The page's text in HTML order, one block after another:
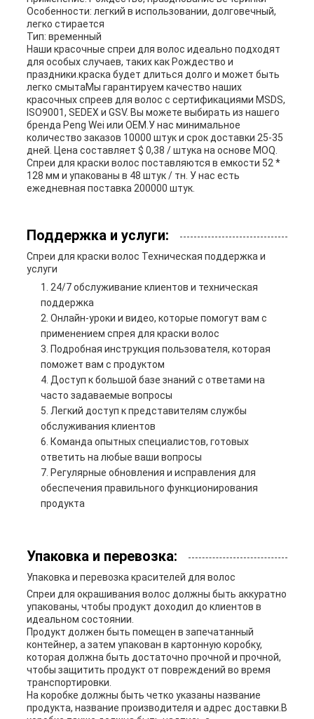
Особенности: легкий в использовании, долговечный,
легко стирается
Тип: временный
Наши красочные спреи для волос идеально подходят
для особых случаев, таких как Рождество и
праздники.краска будет длиться долго и может быть
легко смытаМы гарантируем качество наших
красочных спреев для волос с сертификациями MSDS,
ISO9001, SEDEX и GSV. Вы можете выбирать из нашего
бренда Peng Wei или OEM.У нас минимальное
количество заказов 10000 штук и срок доставки 25-35
дней. Цена составляет $ 0,38 / штука на основе MOQ.
Спреи для краски волос поставляются в емкости 52 *
128 мм и упакованы в 48 штук / тн. У нас есть
ежедневная поставка 200000 штук.
Поддержка и услуги:
Спреи для краски волос Техническая поддержка и
услуги
24/7 обслуживание клиентов и техническая
поддержка
Онлайн-уроки и видео, которые помогут вам с
применением спрея для краски волос
Подробная инструкция пользователя, которая
поможет вам с продуктом
Доступ к большой базе знаний с ответами на
часто задаваемые вопросы
Легкий доступ к представителям службы
обслуживания клиентов
Команда опытных специалистов, готовых
ответить на любые ваши вопросы
Регулярные обновления и исправления для
обеспечения правильного функционирования
продукта
Упаковка и перевозка:
Упаковка и перевозка красителей для волос
Спреи для окрашивания волос должны быть аккуратно
упакованы, чтобы продукт доходил до клиентов в
идеальном состоянии.
Продукт должен быть помещен в запечатанный
контейнер, а затем упакован в картонную коробку,
которая должна быть достаточно прочной и прочной,
чтобы защитить продукт от повреждений во время
транспортировки.
На коробке должны быть четко указаны название
продукта, название производителя и адрес доставки.В